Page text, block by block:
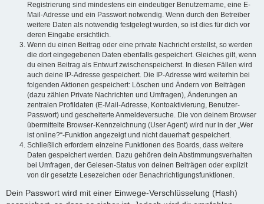
Registrierung sind mindestens ein eindeutiger Benutzername, eine E-
Mail-Adresse und ein Passwort notwendig. Wenn durch den Betreiber
weitere Daten als notwendig festgelegt wurden, so ist dies für dich vor
deren Eingabe ersichtlich.
Wenn du einen Beitrag oder eine private Nachricht erstellst, so werden
die dort eingegebenen Daten ebenfalls gespeichert. Gleiches gilt, wenn
du einen Beitrag als Entwurf zwischenspeicherst. In diesen Fällen wird
auch deine IP-Adresse gespeichert. Die IP-Adresse wird weiterhin bei
folgenden Aktionen gespeichert: Löschen und Ändern von Beiträgen
(dazu zählen Private Nachrichten und Umfragen), Änderungen an
zentralen Profildaten (E-Mail-Adresse, Kontoaktivierung, Benutzer-
Passwort) und gescheiterte Anmeldeversuche. Die von deinem Browser
übermittelte Browser-Kennzeichnung (User Agent) wird nur in der „Wer
ist online?“-Funktion angezeigt und nicht dauerhaft gespeichert.
Schließlich erfordern einzelne Funktionen des Boards, dass weitere
Daten gespeichert werden. Dazu gehören dein Abstimmungsverhalten
bei Umfragen, der Gelesen-Status von deinen Beiträgen oder explizit
von dir gesetzte Lesezeichen oder Benachrichtigungsfunktionen.
Dein Passwort wird mit einer Einwege-Verschlüsselung (Hash)